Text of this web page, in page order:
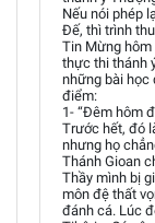
Nếu nói phép
Đế, thì trình
Tin Mừng hôm
thực thi thánh
những bài học
điểm:
1- “Đêm hôm
Trước hết, đó
nhưng họ
Thánh Gioan
Thầy mình bị
môn đệ thất
đánh cá. Lúc